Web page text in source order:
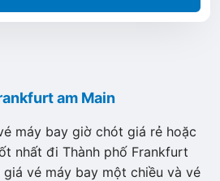
am Main
máy bay giờ chót giá rẻ hoặc
nhất đi Thành phố Frankfurt
giá vé máy bay một chiều và vé